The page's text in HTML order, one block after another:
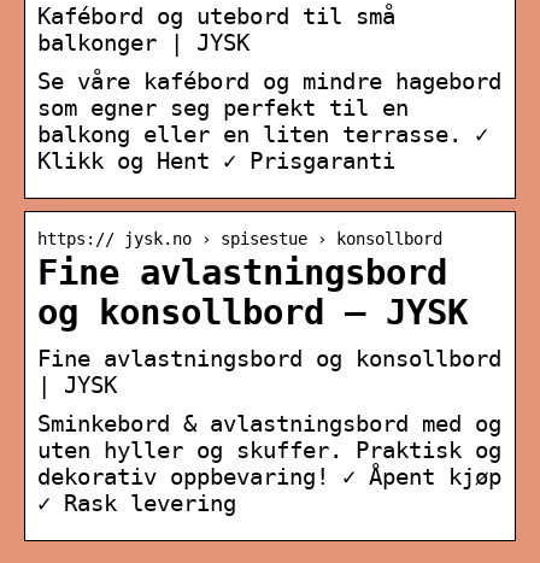
Kafébord og utebord til små
balkonger | JYSK
Se våre kafébord og mindre hagebord
som egner seg perfekt til en
balkong eller en liten terrasse. ✓
Klikk og Hent ✓ Prisgaranti
https:// jysk.no › spisestue › konsollbord
Fine avlastningsbord
og konsollbord – JYSK
Fine avlastningsbord og konsollbord
| JYSK
Sminkebord & avlastningsbord med og
uten hyller og skuffer. Praktisk og
dekorativ oppbevaring! ✓ Åpent kjøp
✓ Rask levering